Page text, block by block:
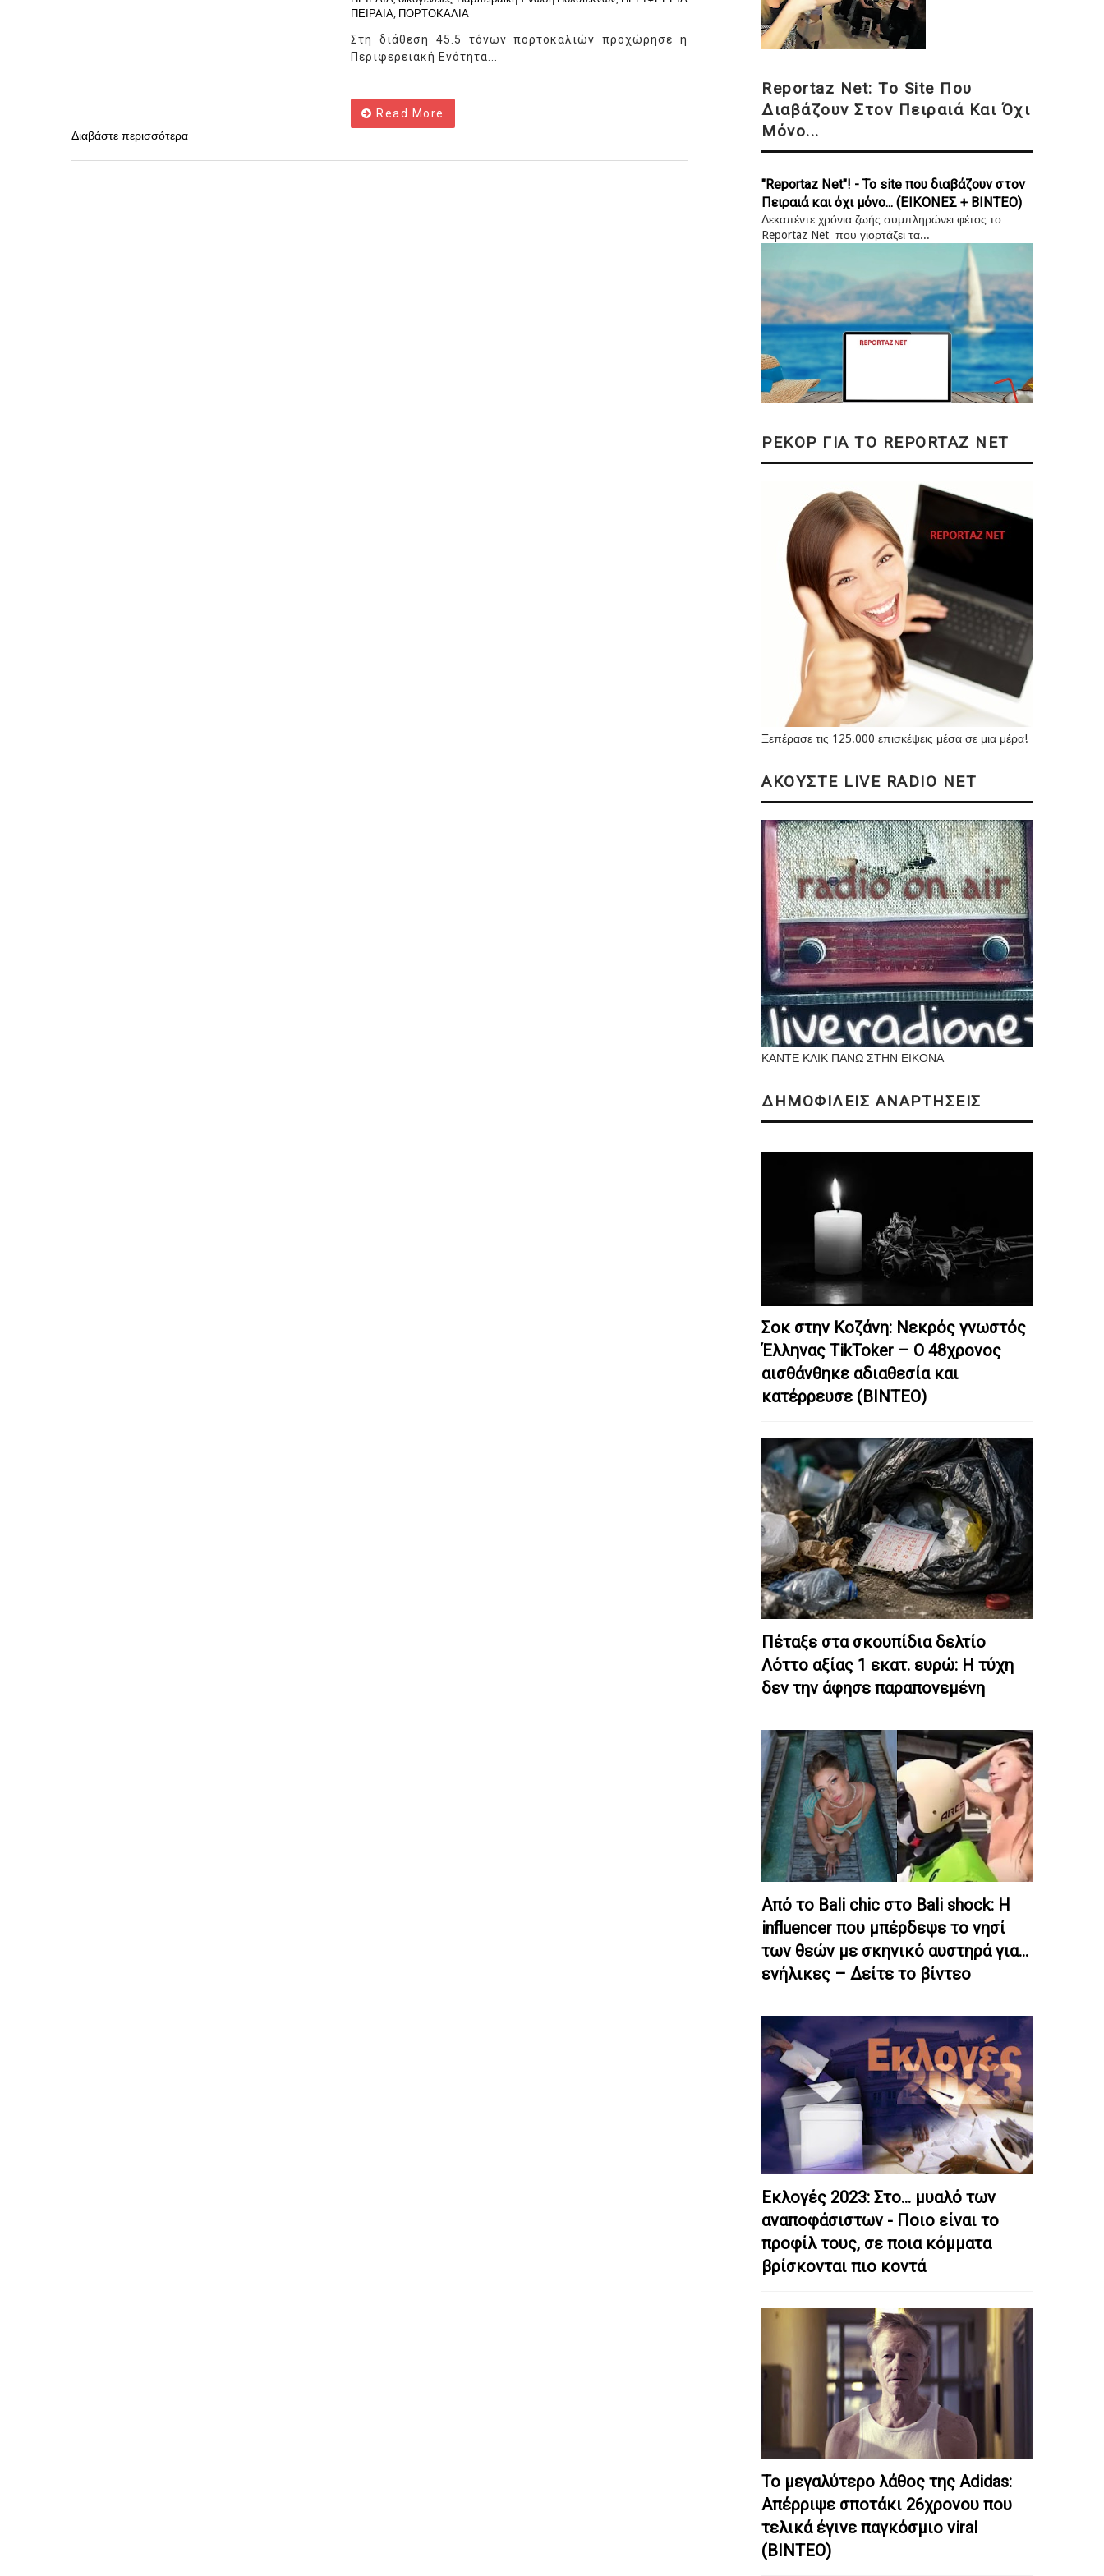
ΠΕΙΡΑΙΑ, ΠΟΡΤΟΚΑΛΙΑ
Στη διάθεση 45.5 τόνων πορτοκαλιών προχώρησε η
Περιφερειακή Ενότητα...
Read More
Διαβάστε περισσότερα
Reportaz Net: Το Site Που
Διαβάζουν Στον Πειραιά Και Όχι
Μόνο...
"Reportaz Net"! - Το site που διαβάζουν στον
Πειραιά και όχι μόνο... (ΕΙΚΟΝΕΣ + ΒΙΝΤΕΟ)
Δεκαπέντε χρόνια ζωής συμπληρώνει φέτος το
Reportaz Net που γιορτάζει τα...
ΡΕΚΟΡ ΓΙΑ ΤΟ REPORTAZ NET
Ξεπέρασε τις 125.000 επισκέψεις μέσα σε μια μέρα!
ΑΚΟΥΣΤΕ LIVE RADIO NET
ΚΑΝΤΕ ΚΛΙΚ ΠΑΝΩ ΣΤΗΝ ΕΙΚΟΝΑ
ΔΗΜΟΦΙΛΕΙΣ ΑΝΑΡΤΗΣΕΙΣ
Σοκ στην Κοζάνη: Nεκρός γνωστός
Έλληνας TikToker – Ο 48χρονος
αισθάνθηκε αδιαθεσία και
κατέρρευσε (ΒΙΝΤΕΟ)
Πέταξε στα σκουπίδια δελτίο
Λόττο αξίας 1 εκατ. ευρώ: Η τύχη
δεν την άφησε παραπονεμένη
Από το Bali chic στο Bali shock: Η
influencer που μπέρδεψε το νησί
των θεών με σκηνικό αυστηρά για…
ενήλικες – Δείτε το βίντεο
Εκλογές 2023: Στο… μυαλό των
αναποφάσιστων - Ποιο είναι το
προφίλ τους, σε ποια κόμματα
βρίσκονται πιο κοντά
Το μεγαλύτερο λάθος της Adidas:
Απέρριψε σποτάκι 26χρονου που
τελικά έγινε παγκόσμιο viral
(ΒΙΝΤΕΟ)